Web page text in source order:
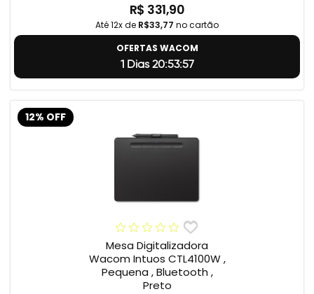
R$ 331,90
Até 12x de R$33,77 no cartão
OFERTAS WACOM
1 Dias 20:53:56
12% OFF
Mesa Digitalizadora
Wacom Intuos CTL4100W ,
Pequena , Bluetooth ,
Preto